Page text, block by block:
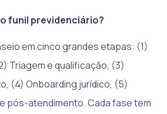
funil previdenciário?
em cinco grandes etapas: (1)
Triagem e qualificação, (3)
(4) Onboarding jurídico, (5)
pós-atendimento. Cada fase tem